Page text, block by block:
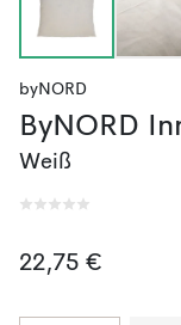
byNORD
ByNORD
Weiß
22,75 €